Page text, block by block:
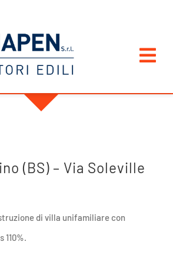
(BS) – Via Soleville
di villa unifamiliare con